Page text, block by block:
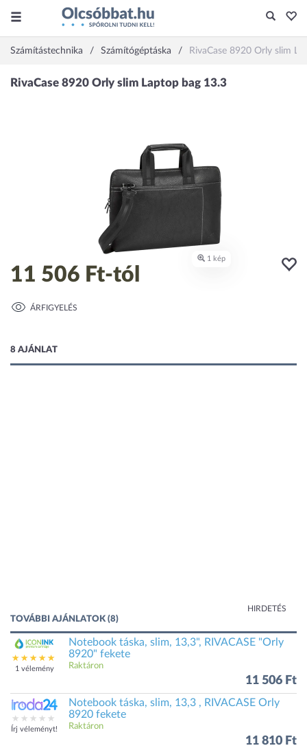
Számítástechnika Számítógéptáska RivaCase 8920 Orly slim
11 506 Ft-tól
ÁRFIGYELÉS
8 AJÁNLAT
HIRDETÉS
TOVÁBBI AJÁNLATOK (8)
1 vélemény
Notebook táska, slim, 13,3", RIVACASE "Orly
8920" fekete
Raktáron
11 506 Ft
Írj véleményt!
Notebook táska, slim, 13,3 , RIVACASE Orly
8920 fekete
Raktáron
11 810 Ft